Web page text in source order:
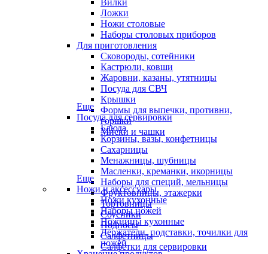
Вилки
Ложки
Ножи столовые
Наборы столовых приборов
Для приготовления
Сковороды, сотейники
Кастрюли, ковши
Жаровни, казаны, утятницы
Посуда для СВЧ
Крышки
Формы для выпечки, противни,
горшки
Миски и чашки
Еще
Посуда для сервировки
Блюда
Корзины, вазы, конфетницы
Сахарницы
Менажницы, шубницы
Масленки, креманки, икорницы
Наборы для специй, мельницы
Фруктовницы, этажерки
Тортовницы
Соусники
Подносы
Салфетницы
Салфетки для сервировки
Еще
Ножи и аксессуары
Ножи кухонные
Наборы ножей
Ножницы кухонные
Держатели, подставки, точилки для
ножей